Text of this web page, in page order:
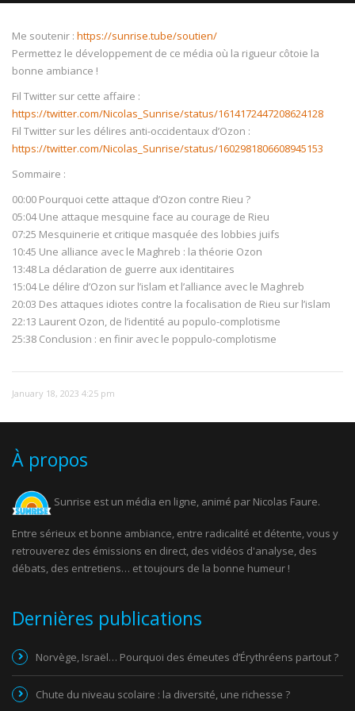
NOW PLAYING
Me soutenir : https://sunrise.tube/soutien/
Permettez le développement de ce média où la rigueur côtoie la
bonne ambiance !
Fil Twitter sur cette affaire :
https://twitter.com/Nicolas_Sunrise/status/1614172447208624128
Fil Twitter sur les délires anti-occidentaux d’Ozon :
https://twitter.com/Nicolas_Sunrise/status/1602981806608945153
Sommaire :
00:00 Pourquoi cette attaque d’Ozon contre Rieu ?
05:04 Une attaque mesquine face au courage de Rieu
07:25 Mesquinerie et critique masquée des lobbies juifs
10:45 Une alliance avec le Maghreb : la théorie Ozon
13:48 La déclaration de guerre aux identitaires
15:04 Le délire d’Ozon sur l’islam et l’alliance avec le Maghreb
20:03 Des attaques idiotes contre la focalisation de Rieu sur l’islam
22:13 Laurent Ozon, de l’identité au populo-complotisme
25:38 Conclusion : en finir avec le poppulo-complotisme
January 18, 2023 4:25 pm
À propos
Sunrise est un média en ligne, animé par Nicolas Faure.
Entre sérieux et bonne ambiance, entre radicalité et détente, vous y
retrouverez des émissions en direct, des vidéos d'analyse, des
débats, des entretiens… et toujours de la bonne humeur !
Dernières publications
Norvège, Israël… Pourquoi des émeutes d’Érythréens partout ?
Chute du niveau scolaire : la diversité, une richesse ?